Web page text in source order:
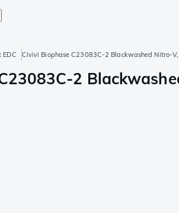
EDC Civivi Biophase C23083C-2 Blackwashed Nitro-
2